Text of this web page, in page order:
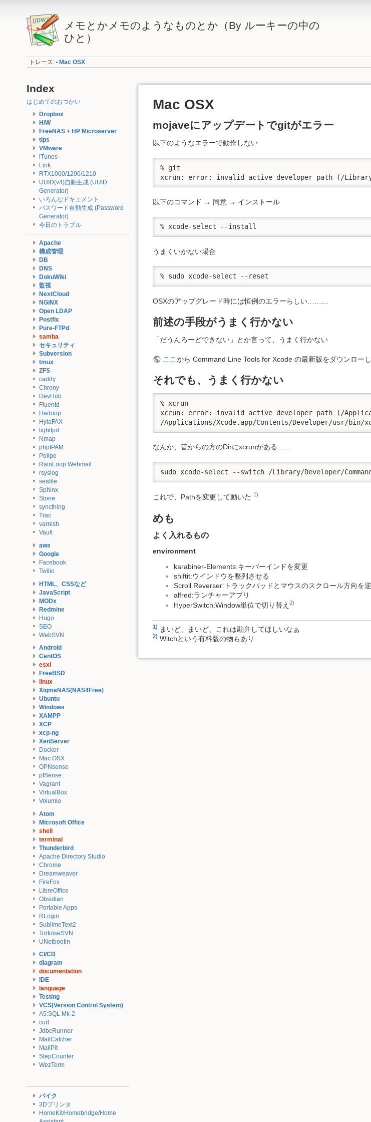
メモとかメモのようなものとか（By ルーキーの中の
ひと）
トレース: • Mac OSX
Index
はじめてのおつかい
Dropbox
H/W
FreeNAS + HP Microserver
tips
VMware
iTunes
Link
RTX1000/1200/1210
UUID(v4)自動生成 (UUID
Generator)
いろんなドキュメント
パスワード自動生成 (Password
Generator)
今日のトラブル
Apache
構成管理
DB
DNS
DokuWiki
監視
NextCloud
NGiNX
Open LDAP
Postfix
Pure-FTPd
samba
セキュリティ
Subversion
tmux
ZFS
caddy
Chrony
DevHub
Fluentd
Hadoop
HylaFAX
lighttpd
Nmap
phpIPAM
Polipo
RainLoop Webmail
rsyslog
seafile
Sphinx
Stone
syncthing
Trac
varnish
Vault
aws
Google
Facebook
Twilio
HTML、CSSなど
JavaScript
MODx
Redmine
Hugo
SEO
WebSVN
Android
CentOS
esxi
FreeBSD
linux
XigmaNAS(NAS4Free)
Ubuntu
Windows
XAMPP
XCP
xcp-ng
XenServer
Docker
Mac OSX
OPNsense
pfSense
Vagrant
VirtualBox
Volumio
Atom
Microsoft Office
shell
terminal
Thunderbird
Apache Directory Studio
Chrome
Dreamweaver
FireFox
LibreOffice
Obsidian
Portable Apps
RLogin
SublimeText2
TortoiseSVN
UNetbootin
CI/CD
diagram
documentation
IDE
language
Testing
VCS(Version Control System)
A5:SQL Mk-2
curl
JdbcRunner
MailCatcher
MailPit
StepCounter
WezTerm
バイク
3Dプリンタ
HomeKit/Homebridge/Home
Mac OSX
mojaveにアップデートでgitがエラー
以下のようなエラーで動作しない
% git
xcrun: error: invalid active developer path (/Library/
以下のコマンド → 同意 → インストール
% xcode-select --install
うまくいかない場合
% sudo xcode-select --reset
OSXのアップグレード時には恒例のエラーらしい………
前述の手段がうまく行かない
「だうんろーどできない」とか言って、うまく行かない
ここ から Command Line Tools for Xcode の最新版をダウンロー
それでも、うまく行かない
% xcrun
xcrun: error: invalid active developer path (/
/Applications/Xcode.app/Contents/Developer/usr/bin/
なんか、昔からの方のDirにxcrunがある……
sudo xcode-select --switch /Library/Developer/
これで、Pathを変更して動いた1)
めも
よく入れるもの
environment
karabiner-Elements:キーバーインドを変更
shiftit:ウインドウを整列させる
Scroll Reverser:トラックパッドとマウスのスクロール方向を
alfred:ランチャーアプリ
HyperSwitch:Window単位で切り替え2)
1) まいど、まいど、これは勘弁してほしいなぁ
2) Witchという有料版の物もあり